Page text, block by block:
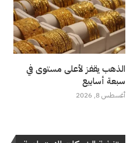
الذهب يقفز لأعلى مستوى في
سبعة أسابيع
أغسطس 8, 2026